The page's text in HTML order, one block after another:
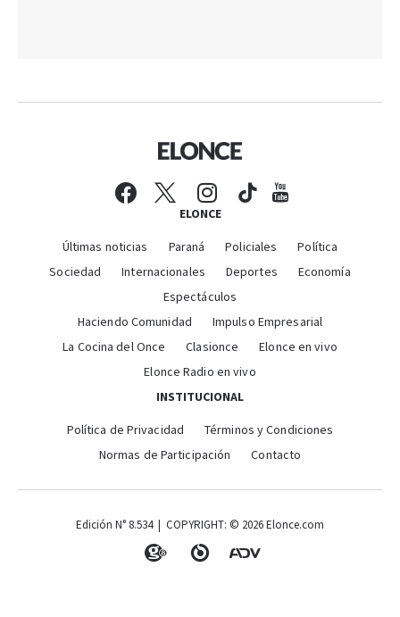
ELONCE
Últimas noticias Paraná Policiales
Política
Sociedad
Internacionales Deportes
Economía
Espectáculos
Haciendo Comunidad
Impulso Empresarial
La Cocina del Once
Clasionce
Elonce en vivo
Elonce Radio en vivo
INSTITUCIONAL
Política de Privacidad
Términos y Condiciones
Normas de Participación
Contacto
Edición N° 8.534 | COPYRIGHT: © 2026 Elonce.com